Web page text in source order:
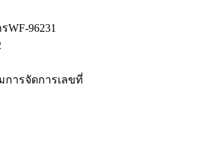
WF-96231
การจัดการเลขที่